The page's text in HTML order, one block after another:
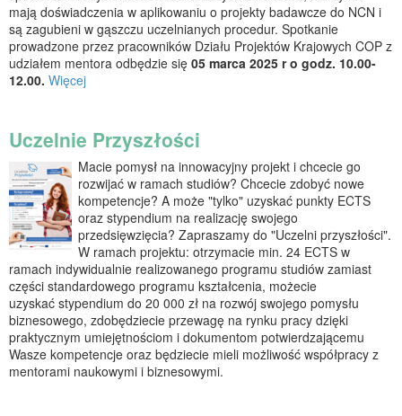
mają doświadczenia w aplikowaniu o projekty badawcze do NCN i
są zagubieni w gąszczu uczelnianych procedur. Spotkanie
prowadzone przez pracowników Działu Projektów Krajowych COP z
udziałem mentora odbędzie się 05 marca 2025 r o godz. 10.00-
12.00. Więcej
Uczelnie Przyszłości
Macie pomysł na innowacyjny projekt i chcecie go
rozwijać w ramach studiów? Chcecie zdobyć nowe
kompetencje? A może "tylko" uzyskać punkty ECTS
oraz stypendium na realizację swojego
przedsięwzięcia? Zapraszamy do "Uczelni przyszłości".
W ramach projektu: otrzymacie min. 24 ECTS w
ramach indywidualnie realizowanego programu studiów zamiast
części standardowego programu kształcenia, możecie
uzyskać stypendium do 20 000 zł na rozwój swojego pomysłu
biznesowego, zdobędziecie przewagę na rynku pracy dzięki
praktycznym umiejętnościom i dokumentom potwierdzającemu
Wasze kompetencje oraz będziecie mieli możliwość współpracy z
mentorami naukowymi i biznesowymi.